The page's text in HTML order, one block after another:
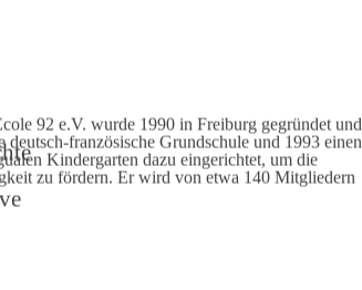
92 e.V. wurde 1990 in Freiburg gegründet und
deutsch-französische Grundschule und 1993 einen
Kindergarten dazu eingerichtet, um die
zu fördern. Er wird von etwa 140 Mitgliedern